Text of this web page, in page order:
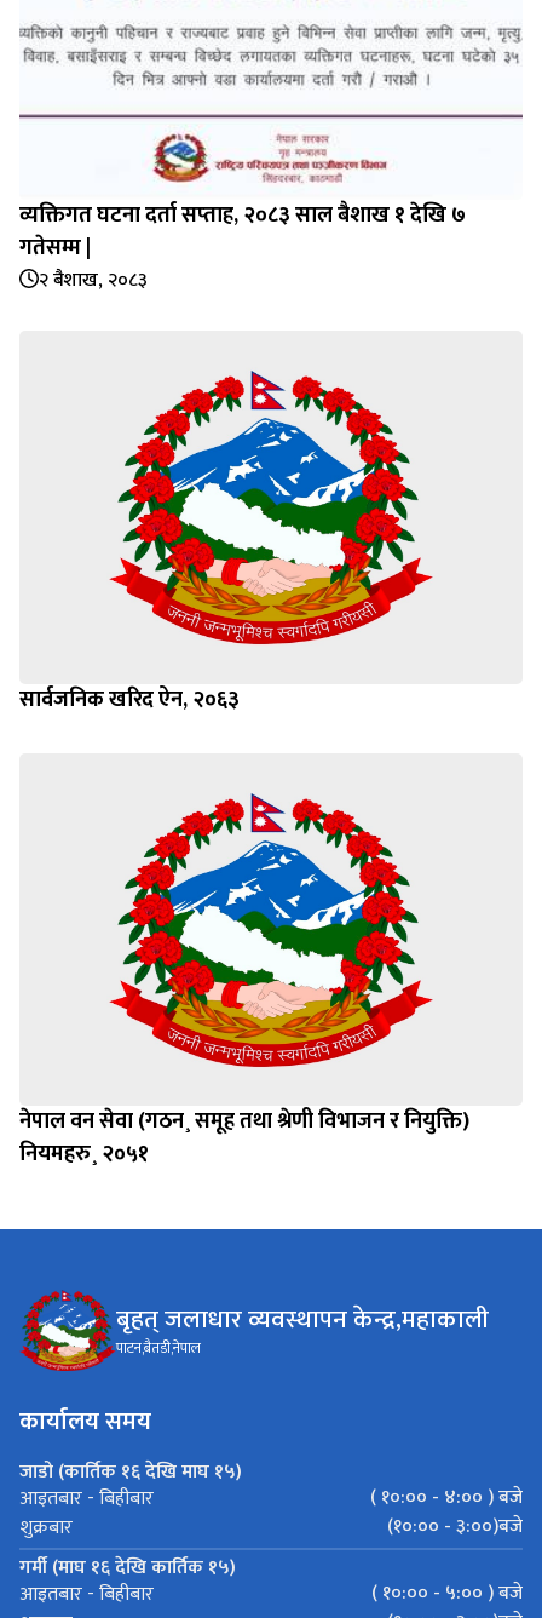
व्यक्तिगत घटना दर्ता सप्‍ताह, २०८३ साल बैशाख १ देखि ७
गतेसम्म |
२ बैशाख, २०८३
सार्वजनिक खरिद ऐन, २०६३
नेपाल वन सेवा (गठन¸ समूह तथा श्रेणी विभाजन र नियुक्ति)
नियमहरु¸ २०५१
बृहत् जलाधार व्यवस्थापन केन्द्र,महाकाली
पाटन,बैतडी,नेपाल
कार्यालय समय
जाडो (कार्तिक १६ देखि माघ १५)
आइतबार - बिहीबार
( १०:०० - ४:०० ) बजे
शुक्रबार
(१०:०० - ३:००)बजे
गर्मी (माघ १६ देखि कार्तिक १५)
आइतबार - बिहीबार
( १०:०० - ५:०० ) बजे